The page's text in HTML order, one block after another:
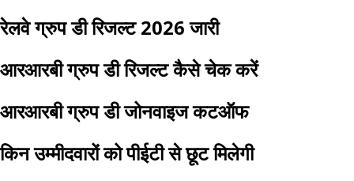
रेलवे ग्रुप डी रिजल्ट 2026 जारी
आरआरबी ग्रुप डी रिजल्ट कैसे चेक करें
आरआरबी ग्रुप डी जोनवाइज कटऑफ
किन उम्मीदवारों को पीईटी से छूट मिलेगी